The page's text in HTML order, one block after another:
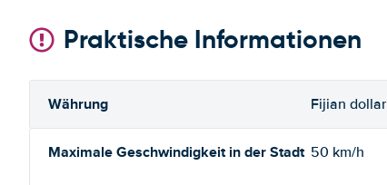
Praktische Informationen
Währung Fijian dollar
Maximale Geschwindigkeit in der Stadt 50 km/h